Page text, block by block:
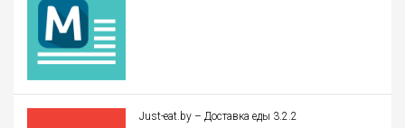
Just-eat.by – Доставка еды 3.2.2